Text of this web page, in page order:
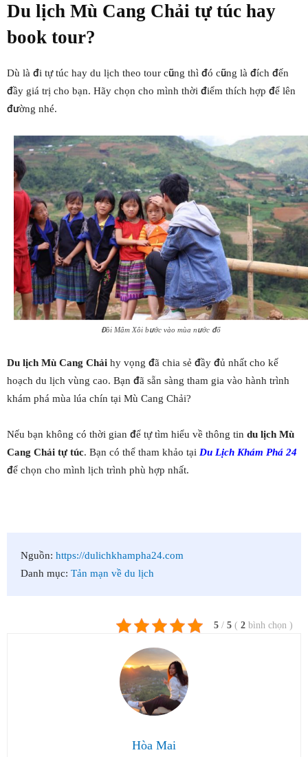
Du lịch Mù Cang Chải tự túc hay
book tour?
Dù là đi tự túc hay du lịch theo tour cũng thì đó cũng là đích đến
đầy giá trị cho bạn. Hãy chọn cho mình thời điểm thích hợp để lên
đường nhé.
Đồi Mâm Xôi bước vào mùa nước đổ
Du lịch Mù Cang Chải hy vọng đã chia sẻ đầy đủ nhất cho kế
hoạch du lịch vùng cao. Bạn đã sẵn sàng tham gia vào hành trình
khám phá mùa lúa chín tại Mù Cang Chải?
Nếu bạn không có thời gian để tự tìm hiểu về thông tin du lịch Mù
Cang Chải tự túc. Bạn có thể tham khảo tại Du Lịch Khám Phá 24
để chọn cho mình lịch trình phù hợp nhất.
Nguồn: https://dulichkhampha24.com
Danh mục: Tản mạn về du lịch
5 / 5 ( 2 bình chọn )
Hòa Mai